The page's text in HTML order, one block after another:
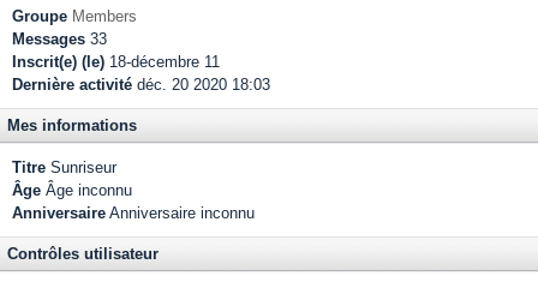
Groupe Members
Messages 33
Inscrit(e) (le) 18-décembre 11
Dernière activité déc. 20 2020 18:03
Mes informations
Titre Sunriseur
Âge Âge inconnu
Anniversaire Anniversaire inconnu
Contrôles utilisateur